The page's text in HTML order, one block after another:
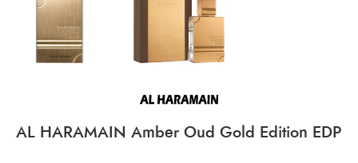
AL HARAMAIN Amber Oud Gold Edition EDP